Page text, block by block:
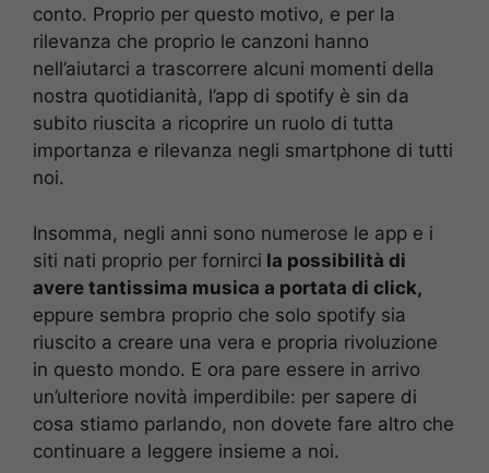
conto. Proprio per questo motivo, e per la
rilevanza che proprio le canzoni hanno
nell’aiutarci a trascorrere alcuni momenti della
nostra quotidianità, l’app di spotify è sin da
subito riuscita a ricoprire un ruolo di tutta
importanza e rilevanza negli smartphone di tutti
noi.
Insomma, negli anni sono numerose le app e i
siti nati proprio per fornirci la possibilità di
avere tantissima musica a portata di click,
eppure sembra proprio che solo spotify sia
riuscito a creare una vera e propria rivoluzione
in questo mondo. E ora pare essere in arrivo
un’ulteriore novità imperdibile: per sapere di
cosa stiamo parlando, non dovete fare altro che
continuare a leggere insieme a noi.